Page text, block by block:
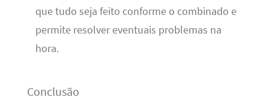
que tudo seja feito conforme o combinado e
permite resolver eventuais problemas na
hora.
Conclusão